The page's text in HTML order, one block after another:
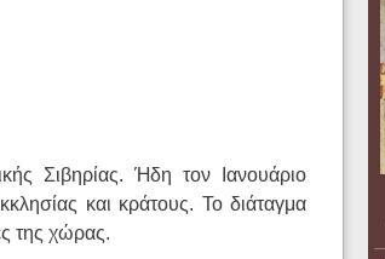
Σιβηρίας. Ήδη τον Ιανουάριο
και κράτους. Το διάταγμα
της χώρας.